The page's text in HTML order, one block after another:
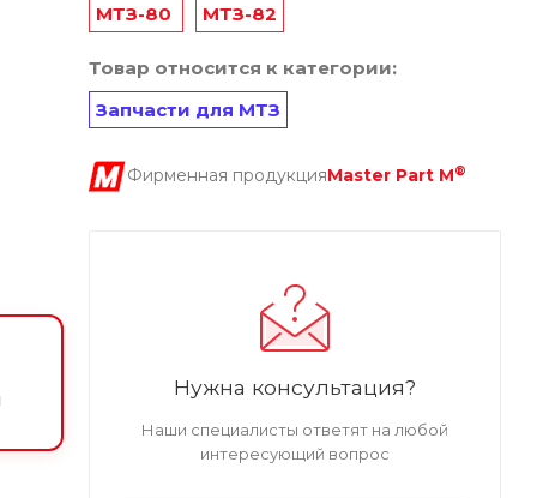
МТЗ-80 МТЗ-82
Товар относится к категории:
Запчасти для МТЗ
Фирменная продукцияMaster Part M®
Нужна консультация?
Наши специалисты ответят на любой
интересующий вопрос